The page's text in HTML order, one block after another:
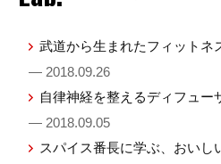
武道から生まれたフィット
— 2018.09.26
自律神経を整えるディフュ
— 2018.09.05
スパイス番長に学ぶ、おい